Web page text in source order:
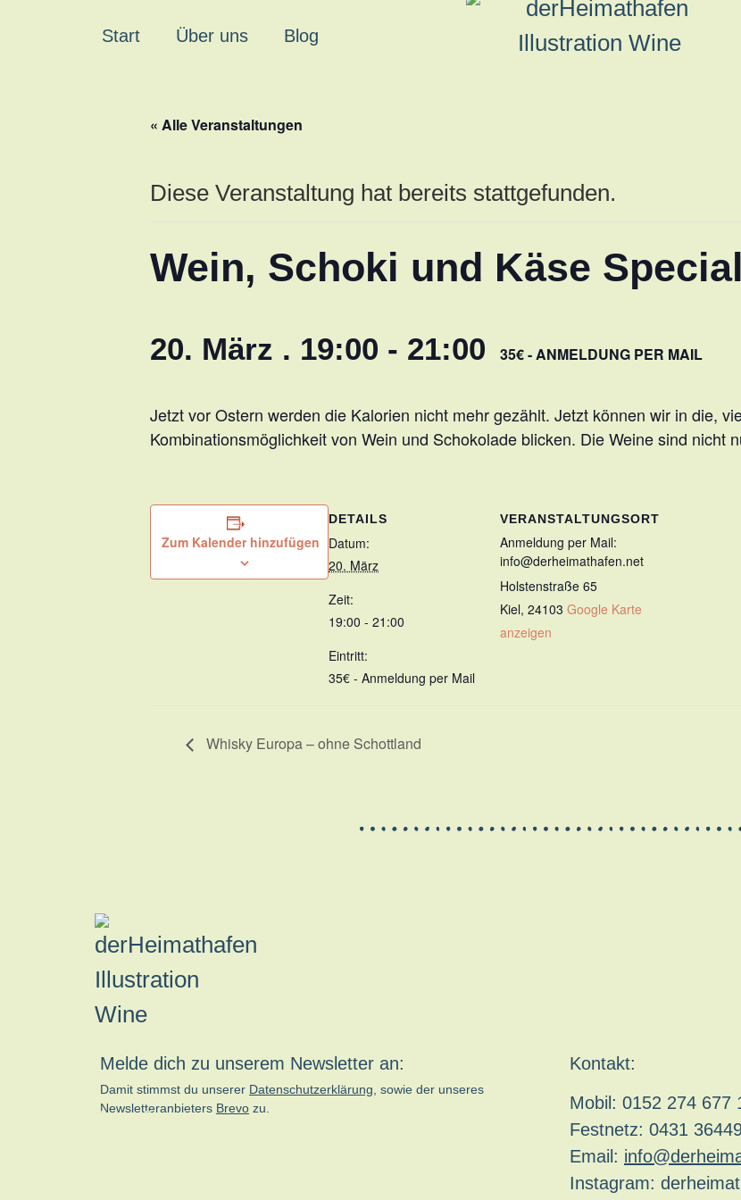
Start Über uns Blog
« Alle Veranstaltungen
Diese Veranstaltung hat bereits stattgefunden.
Wein, Schoki und Käse
20. März . 19:00 - 21:00 35€ - ANMELDUNG PER MAIL
Jetzt vor Ostern werden die Kalorien nicht mehr gezählt. Jetzt können wir in die,
Kombinationsmöglichkeit von Wein und Schokolade blicken. Die Weine sind nicht
Zum Kalender hinzufügen
DETAILS
Datum:
20. März
Zeit:
19:00 - 21:00
Eintritt:
35€ - Anmeldung per Mail
VERANSTALTUNGSORT
Anmeldung per Mail:
info@derheimathafen.net
Holstenstraße 65
Kiel, 24103 Google Karte
anzeigen
Whisky Europa – ohne Schottland
Melde dich zu unserem Newsletter an:
Damit stimmst du unserer Datenschutzerklärung, sowie der unseres
Newsletteranbieters Brevo zu.
kn-online.de
Kontakt:
Mobil: 0152 274 677
Festnetz: 0431
Email:
Instagram: